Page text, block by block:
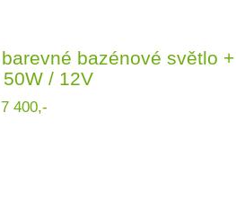
bazénové světlo
/ 12V
400,-